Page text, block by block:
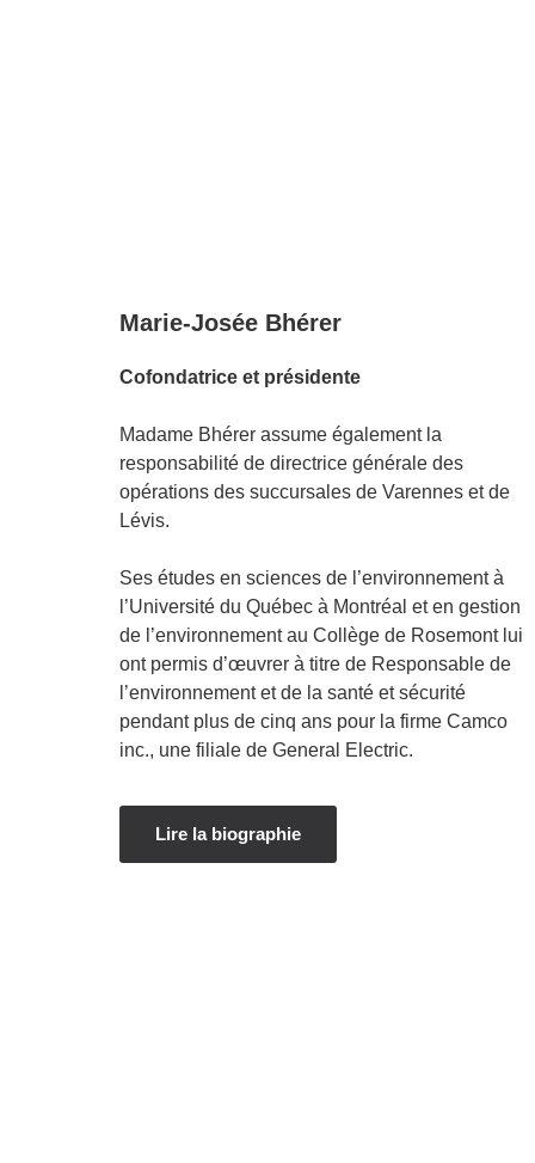
Marie-Josée Bhérer
Cofondatrice et présidente
Madame Bhérer assume également la
responsabilité de directrice générale des
opérations des succursales de Varennes et de
Lévis.
Ses études en sciences de l’environnement à
l’Université du Québec à Montréal et en gestion
de l’environnement au Collège de Rosemont lui
ont permis d’œuvrer à titre de Responsable de
l’environnement et de la santé et sécurité
pendant plus de cinq ans pour la firme Camco
inc., une filiale de General Electric.
Lire la biographie